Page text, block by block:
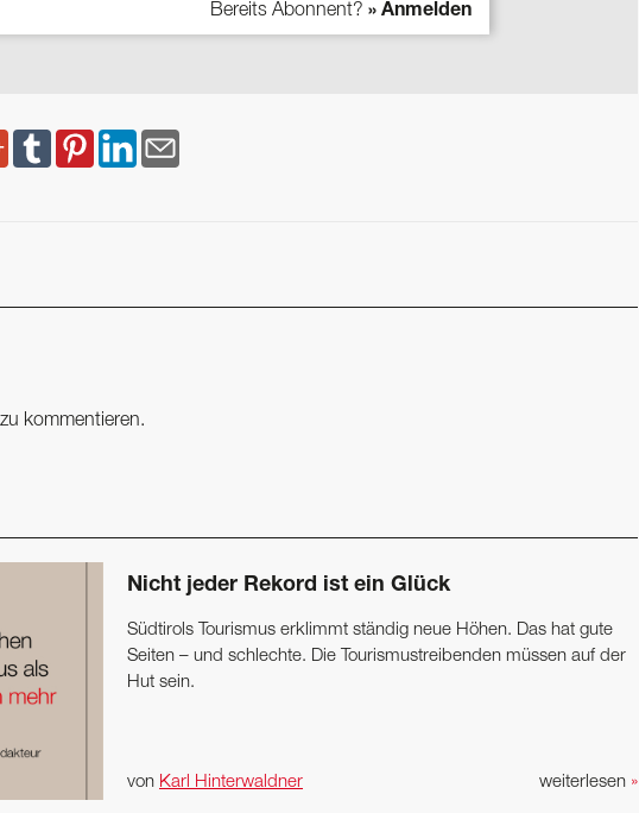
Bereits Abonnent? » Anmelden
kommentieren.
Nicht jeder Rekord ist ein Glück
Südtirols Tourismus erklimmt ständig neue Höhen. Das hat gute
Seiten – und schlechte. Die Tourismustreibenden müssen auf der
Hut sein.
weiterlesen »
von Karl Hinterwaldner